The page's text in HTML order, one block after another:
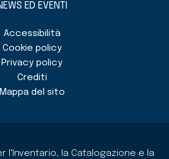
ED EVENTI
Accessibilità
Cookie policy
Privacy policy
Crediti
Mappa del sito
l'Inventario, la Catalogazione e la